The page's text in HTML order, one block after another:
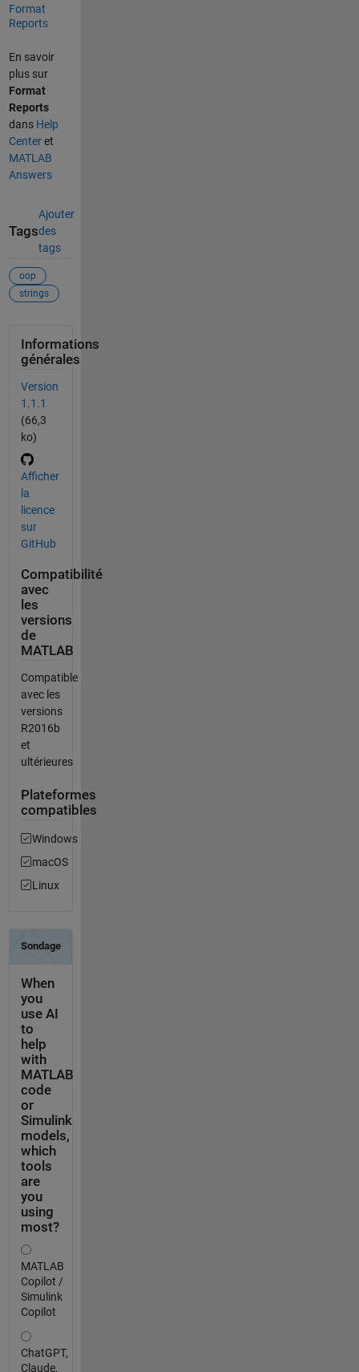
Format
Reports
En savoir
plus sur
Format
Reports
dans Help
Centeret
MATLAB
Answers
Tags
Ajouter
des
tags
oop
strings
Informations
générales
Version
1.1.1
(66,3
ko)
Afficher
la
licence
sur
GitHub
Compatibilité
avec
les
versions
de
MATLAB
Compatible
avec les
versions
R2016b
et
ultérieures
Plateformes
compatibles
Windows
macOS
Linux